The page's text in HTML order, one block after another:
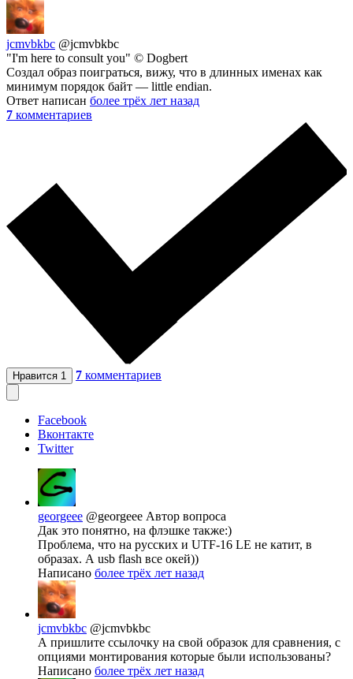
jcmvbkbc @jcmvbkbc
"I'm here to consult you" © Dogbert
Создал образ поиграться, вижу, что в длинных именах как
минимум порядок байт — little endian.
Ответ написан более трёх лет назад
7 комментариев
Нравится 1 7 комментариев
Facebook
Вконтакте
Twitter
georgeee @georgeee Автор вопроса
Дак это понятно, на флэшке также:)
Проблема, что на русских и UTF-16 LE не катит, в
образах. А usb flash все окей))
Написано более трёх лет назад
jcmvbkbc @jcmvbkbc
А пришлите ссылочку на свой образок для сравнения, с
опциями монтирования которые были использованы?
Написано более трёх лет назад